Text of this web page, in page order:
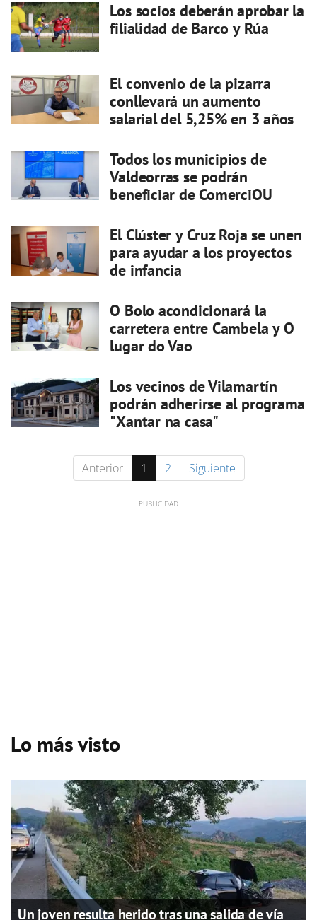
Los socios deberán aprobar la
filialidad de Barco y Rúa
El convenio de la pizarra
conllevará un aumento
salarial del 5,25% en 3 años
Todos los municipios de
Valdeorras se podrán
beneficiar de ComerciOU
El Clúster y Cruz Roja se unen
para ayudar a los proyectos
de infancia
O Bolo acondicionará la
carretera entre Cambela y O
lugar do Vao
Los vecinos de Vilamartín
podrán adherirse al programa
"Xantar na casa"
Anterior 1 2 Siguiente
Lo más visto
Un joven resulta herido tras una salida de vía